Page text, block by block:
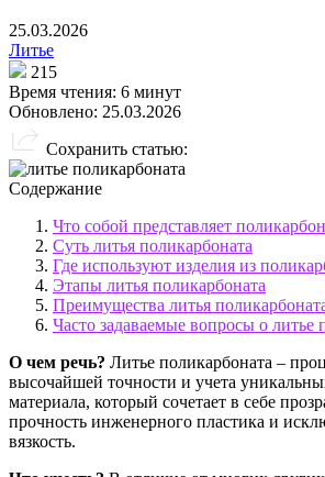
25.03.2026
Литье
215
Время чтения: 6 минут
Обновлено: 25.03.2026
Сохранить статью:
Содержание
Что собой представляет
Суть литья поликарбоната
Где используют изделия из
Этапы литья поликарбоната
Преимущества литья
Часто задаваемые вопросы о литье
О чем речь? Литье поликарбоната –
высочайшей точности и учета
материала, который сочетает в себе
прочность инженерного пластика и
вязкость.